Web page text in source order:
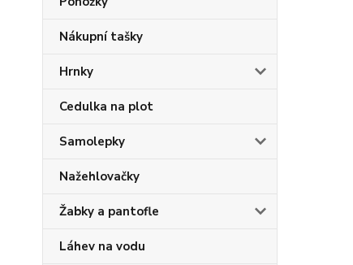
Nákupní tašky
Hrnky
Cedulka na plot
Samolepky
Nažehlovačky
Žabky a pantofle
Láhev na vodu